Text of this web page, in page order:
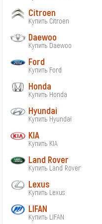
Citroen
Купить Citroen
Daewoo
Купить Daewoo
Ford
Купить Ford
Honda
Купить Honda
Hyundai
Купить Hyundai
KIA
Купить KIA
Land Rover
Купить Land Rover
Lexus
Купить Lexus
LIFAN
Купить LIFAN